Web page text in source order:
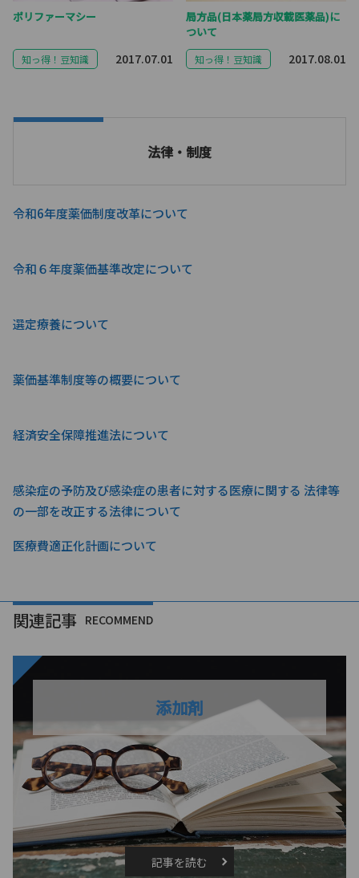
ポリファーマシー
知っ得！豆知識 2017.07.01
局方品(日本薬局方収載医薬品)に
ついて
知っ得！豆知識 2017.08.01
法律・制度
令和6年度薬価制度改革について
令和６年度薬価基準改定について
選定療養について
薬価基準制度等の概要について
経済安全保障推進法について
感染症の予防及び感染症の患者に対する医療に関する 法律等
の一部を改正する法律について
医療費適正化計画について
関連記事 RECOMMEND
添加剤
記事を読む